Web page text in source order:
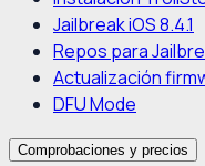
Jailbreak iOS 8.4.1
Repos para
Actualización
DFU Mode
Comprobaciones y precios